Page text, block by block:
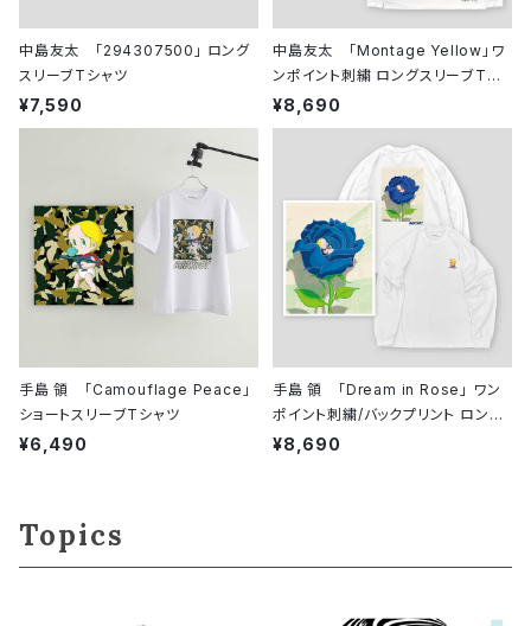
中島友太 「294307500」 ロング
スリーブTシャツ
¥7,590
中島友太 「Montage Yellow」ワ
ンポイント刺繍 ロングスリーブTシ
ャツ
¥8,690
手島 領 「Camouflage Peace」
ショートスリーブTシャツ
¥6,490
手島 領 「Dream in Rose」 ワン
ポイント刺繍/バックプリント ロング
スリーブシャツ
¥8,690
Topics